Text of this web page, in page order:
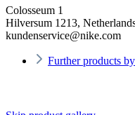
Colosseum 1
Hilversum 1213,
kundenservice@nike.com
Further products